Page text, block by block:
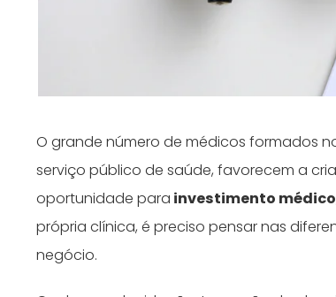
O grande número de médicos formados
serviço público de saúde, favorecem a
oportunidade para investimento médico
própria clínica, é preciso pensar nas
negócio.